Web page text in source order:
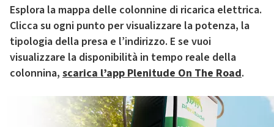
Esplora la mappa delle colonnine di ricarica elettrica.
Clicca su ogni punto per visualizzare la potenza, la
tipologia della presa e l’indirizzo. E se vuoi
visualizzare la disponibilità in tempo reale della
colonnina, scarica l’app Plenitude On The Road.